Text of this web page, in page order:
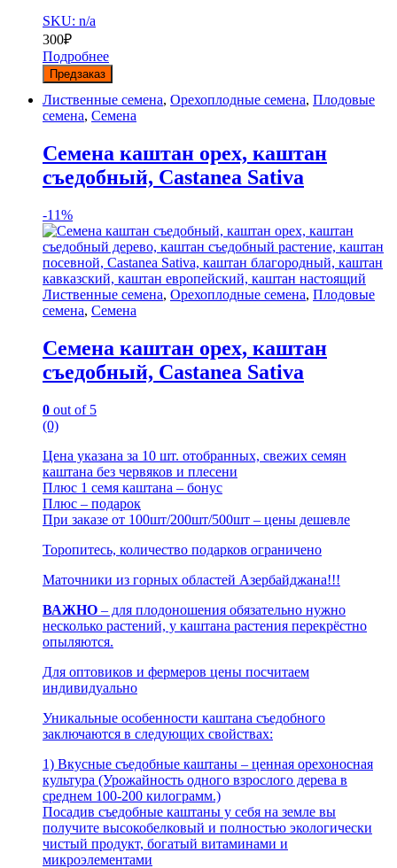
SKU: n/a
300₽
Подробнее
Предзаказ
Лиственные семена, Орехоплодные семена, Плодовые
семена, Семена
Семена каштан орех, каштан
съедобный, Castanea Sativa
-11%
Лиственные семена, Орехоплодные семена, Плодовые
семена, Семена
Семена каштан орех, каштан
съедобный, Castanea Sativa
0 out of 5
(0)
Цена указана за 10 шт. отобранных, свежих семян
каштана без червяков и плесени
Плюс 1 семя каштана – бонус
Плюс – подарок
При заказе от 100шт/200шт/500шт – цены дешевле
Торопитесь, количество подарков ограничено
Маточники из горных областей Азербайджана!!!
ВАЖНО – для плодоношения обязательно нужно
несколько растений, у каштана растения перекрёстно
опыляются.
Для оптовиков и фермеров цены посчитаем
индивидуально
Уникальные особенности каштана съедобного
заключаются в следующих свойствах:
1) Вкусные съедобные каштаны – ценная орехоносная
культура (Урожайность одного взрослого дерева в
среднем 100-200 килограмм.)
Посадив съедобные каштаны у себя на земле вы
получите высокобелковый и полностью экологически
чистый продукт, богатый витаминами и
микроэлементами